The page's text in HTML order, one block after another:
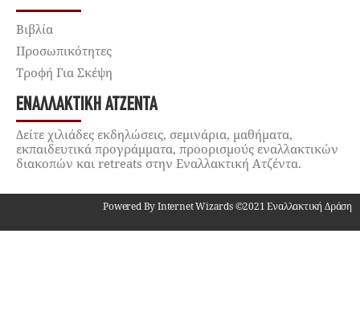
Βιβλία
Προσωπικότητες
Τροφή Για Σκέψη
ΕΝΑΛΛΑΚΤΙΚΉ ΑΤΖΈΝΤΑ
Δείτε χιλιάδες εκδηλώσεις, σεμινάρια, μαθήματα,
εκπαιδευτικά προγράμματα, προορισμούς εναλλακτικών
διακοπών και retreats στην Εναλλακτική Ατζέντα.
Powered By Internet Wizards ©2021 Εναλλακτική Δράση